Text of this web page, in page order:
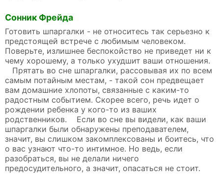
Сонник Фрейда
Готовить шпаргалки - не относитесь так серьезно к
предстоящей встрече с любимым человеком.
Поверьте, излишнее беспокойство не приведет ни к
чему хорошему, а только ухудшит ваши отношения.
Прятать во сне шпаргалки, рассовывая их по всем
самым потайным местам, - такой сон предвещает
вам домашние хлопоты, связанные с каким-то
радостным событием. Скорее всего, речь идет о
рождении ребенка у кого-то из ваших
родственников. Если во сне вы видели, как ваши
шпаргалки были обнаружены преподавателем,
значит, вы слишком закомплексованы и боитесь, что
о вас узнают что-то интимное. Но ведь, если
разобраться, вы не делали ничего
предосудительного, а значит, опасаться не стоит.